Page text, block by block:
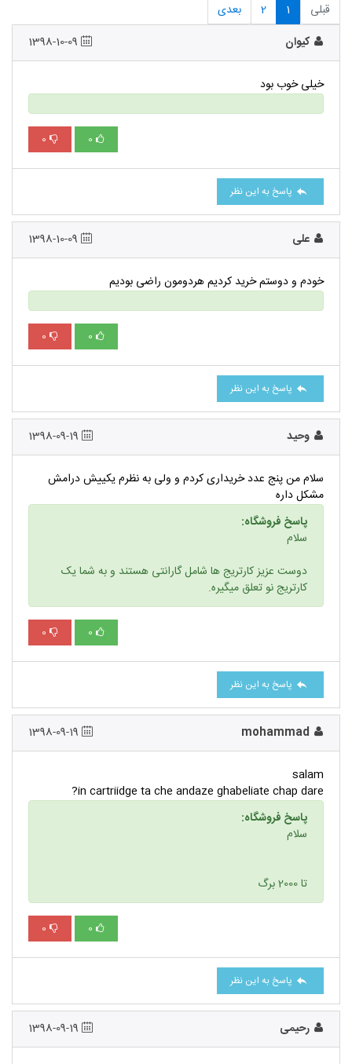
قبلی 1
2
بعدی
کیوان
خیلی خوب بود
0
0
پاسخ به این نظر
علی
خودم و دوستم خرید کردیم هردومون راضی بودیم
0
0
پاسخ به این نظر
وحید
سلام من پنج عدد خریداری کردم و ولی به نظرم یکییش درامش
مشکل داره
پاسخ فروشگاه:
سلام
دوست عزیز کارتریج ها شامل گارانتی هستند و به شما یک
کارتریج نو تعلق میگیره.
0
0
پاسخ به این نظر
mohammad
salam
in cartriidge ta che andaze ghabeliate chap dare?
پاسخ فروشگاه:
سلام
تا 2000 برگ
0
0
پاسخ به این نظر
رحیمی